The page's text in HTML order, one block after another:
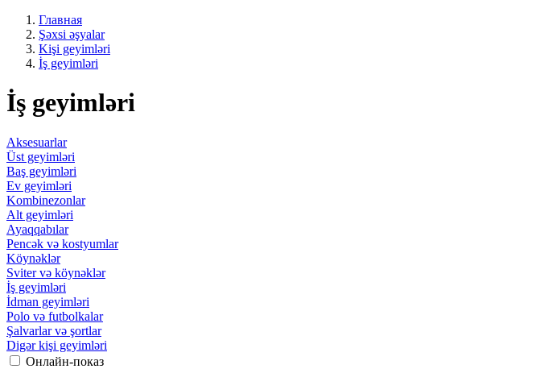
Главная
Şəxsi əşyalar
Kişi geyimləri
İş geyimləri
İş geyimləri
Aksesuarlar
Üst geyimləri
Baş geyimləri
Ev geyimləri
Kombinezonlar
Alt geyimləri
Ayaqqabılar
Pencək və kostyumlar
Köynəklər
Sviter və köynəklər
İş geyimləri
İdman geyimləri
Polo və futbolkalar
Şalvarlar və şortlar
Digər kişi geyimləri
Онлайн-показ